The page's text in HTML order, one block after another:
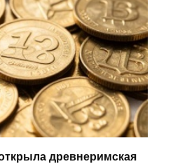
древнеримская